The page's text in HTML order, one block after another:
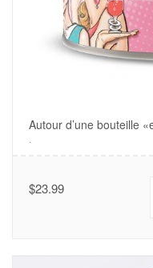
Autour d’une bouteille
$23.99